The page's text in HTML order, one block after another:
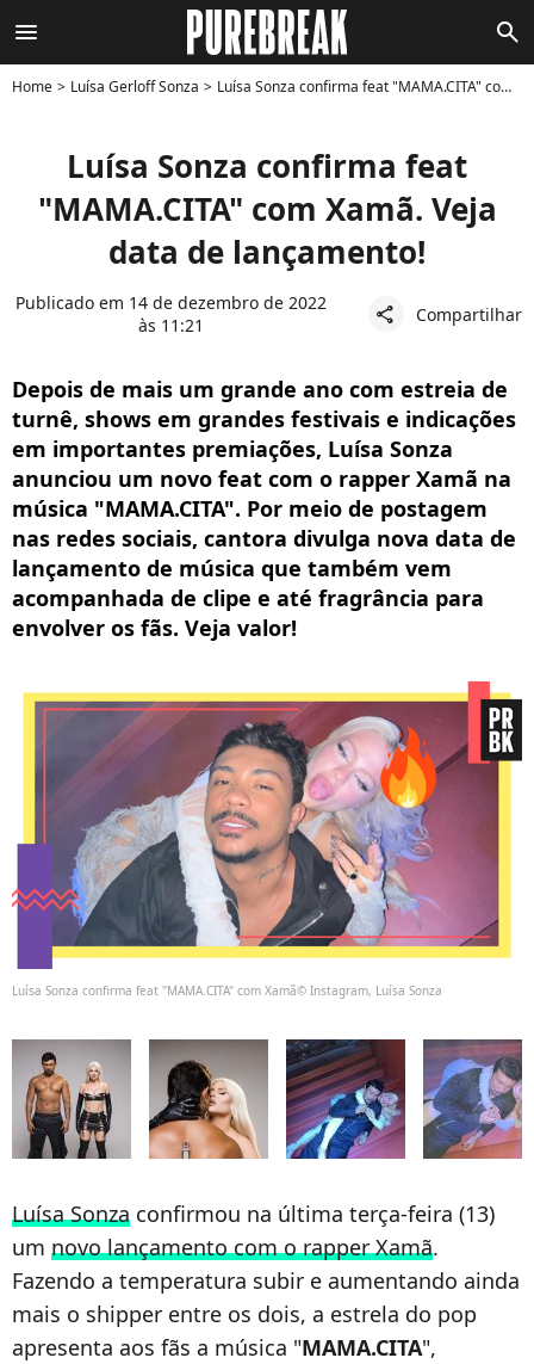
menu search
Home Luísa Gerloff Sonza Luísa Sonza confirma feat "MAMA.CITA" com Xamã. Veja data de lançamento!
Luísa Sonza confirma feat
"MAMA.CITA" com Xamã. Veja
data de lançamento!
Publicado em 14 de dezembro de 2022
às 11:21
share Compartilhar
Depois de mais um grande ano com estreia de
turnê, shows em grandes festivais e indicações
em importantes premiações, Luísa Sonza
anunciou um novo feat com o rapper Xamã na
música "MAMA.CITA". Por meio de postagem
nas redes sociais, cantora divulga nova data de
lançamento de música que também vem
acompanhada de clipe e até fragrância para
envolver os fãs. Veja valor!
Luísa Sonza confirma feat "MAMA.CITA" com Xamã© Instagram, Luísa Sonza
Luísa Sonza confirmou na última terça-feira (13)
um novo lançamento com o rapper Xamã.
Fazendo a temperatura subir e aumentando ainda
mais o shipper entre os dois, a estrela do pop
apresenta aos fãs a música "MAMA.CITA",